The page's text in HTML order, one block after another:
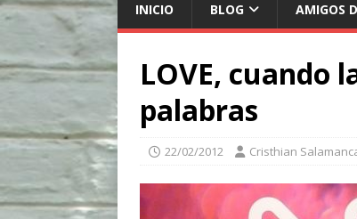
INICIO BLOG AMIGOS
LOVE, cuando
palabras
22/02/2012 Cristhian